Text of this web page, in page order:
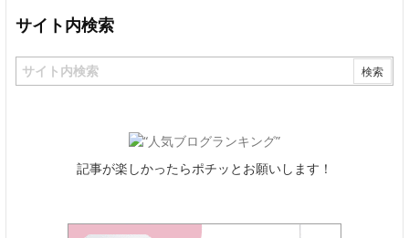
サイト内検索
記事が楽しかったらポチッとお願いします！